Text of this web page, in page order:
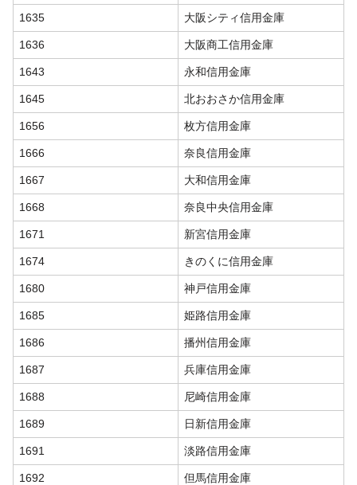
1635 大阪シティ信用金庫
1636 大阪商工信用金庫
1643 永和信用金庫
1645 北おおさか信用金庫
1656 枚方信用金庫
1666 奈良信用金庫
1667 大和信用金庫
1668 奈良中央信用金庫
1671 新宮信用金庫
1674 きのくに信用金庫
1680 神戸信用金庫
1685 姫路信用金庫
1686 播州信用金庫
1687 兵庫信用金庫
1688 尼崎信用金庫
1689 日新信用金庫
1691 淡路信用金庫
1692 但馬信用金庫